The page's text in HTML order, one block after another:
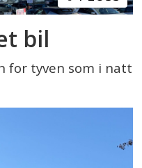
bil
for tyven som i natt